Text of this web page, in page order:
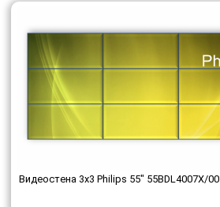
Видеостена 3x3 Philips 55" 55BDL4007X/00